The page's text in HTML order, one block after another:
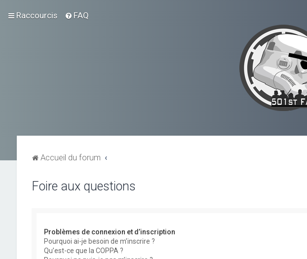
Raccourcis FAQ
Accueil du forum
Foire aux questions
Problèmes de connexion et d’inscription
Pourquoi ai-je besoin de m’inscrire ?
Qu’est-ce que la COPPA ?